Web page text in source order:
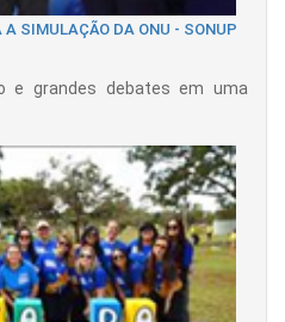
A SIMULAÇÃO DA ONU - SONUP
e grandes debates em uma